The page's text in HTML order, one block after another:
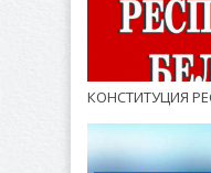
КОНСТИТУЦИЯ